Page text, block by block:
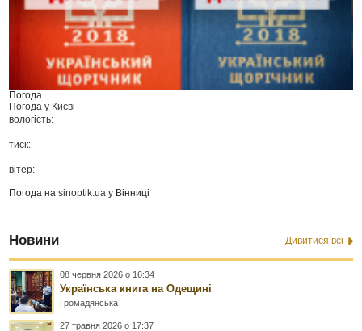
Погода
Погода у Києві
вологість:
тиск:
вітер:
Погода наsinoptik.ua у Вінниці
Новини Дивитися всі
08 червня 2026 о 16:34
Українська книга на Одещині
Громадянська
27 травня 2026 о 17:37